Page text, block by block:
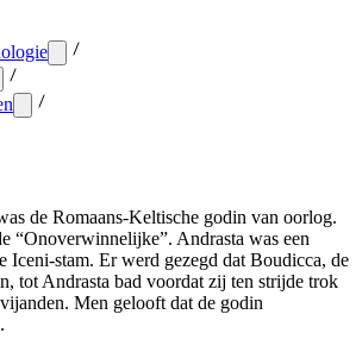
de Romaans-Keltische godin van oorlog.
“Onoverwinnelijke”. Andrasta was een
Iceni-stam. Er werd gezegd dat Boudicca, de
tot Andrasta bad voordat zij ten strijde trok
Men gelooft dat de godin